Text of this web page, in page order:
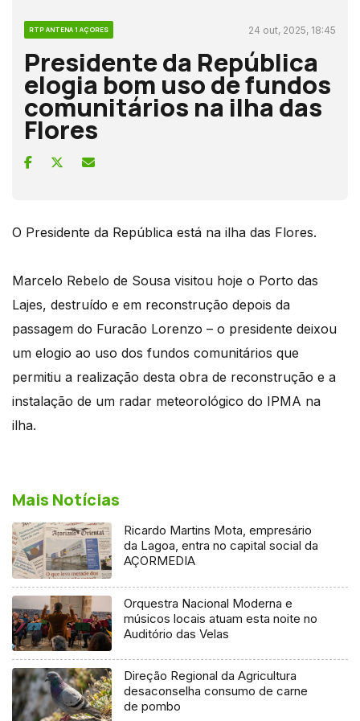
RTP ANTENA 1 AÇORES 24 out, 2025, 18:45
Presidente da República
elogia bom uso de fundos
comunitários na ilha das
Flores
O Presidente da República está na ilha das Flores.
Marcelo Rebelo de Sousa visitou hoje o Porto das
Lajes, destruído e em reconstrução depois da
passagem do Furacão Lorenzo – o presidente deixou
um elogio ao uso dos fundos comunitários que
permitiu a realização desta obra de reconstrução e a
instalação de um radar meteorológico do IPMA na
ilha.
Mais Notícias
Ricardo Martins Mota, empresário
da Lagoa, entra no capital social da
AÇORMEDIA
Orquestra Nacional Moderna e
músicos locais atuam esta noite no
Auditório das Velas
Direção Regional da Agricultura
desaconselha consumo de carne
de pombo